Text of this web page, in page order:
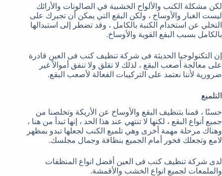
لكن مشكلة الكنب والألواح الخشبية في الصالونات والأرائك
ليست الغبار والأوساخ ، ولكن البقع التي يمكن أن تجبرك على
التخلي عن استخدام الكنبة بالكامل ، وقد تضطر إلى استبدالها
بالكامل بسبب البقع القوية والأوساخ.
إن التكنولوجيا الحديثة فى شركة تنظيف كنب فى العين قادرة
على معالجة أصعب البقع ، لذلك لا تقلق ولا تنفق أموالاً غير
ضرورية لأننا نعتمد على التركيبات الفعالة لأصعب البقع.
التلميع
حسنًا ، قمنا بتنظيف البقع والأوساخ عن الأريكة وتخلصنا من
جميع أنواع البقع ، لكنها لا تنتهي عند هذا الحد ، إنها تبدأ من هنا ،
وهناك مرحلة مهمة أخرى وهي تلميع الكنب لجعلها تبدو بمظهر
لامع وتجعلك فخور أمام الجميع بنظافة وجمال مجلسك.
لدى شركة تنظيف كنب فى العين أفضل انواع المنظفات
والملمعات لجميع انواع الخشب والأقمشة.